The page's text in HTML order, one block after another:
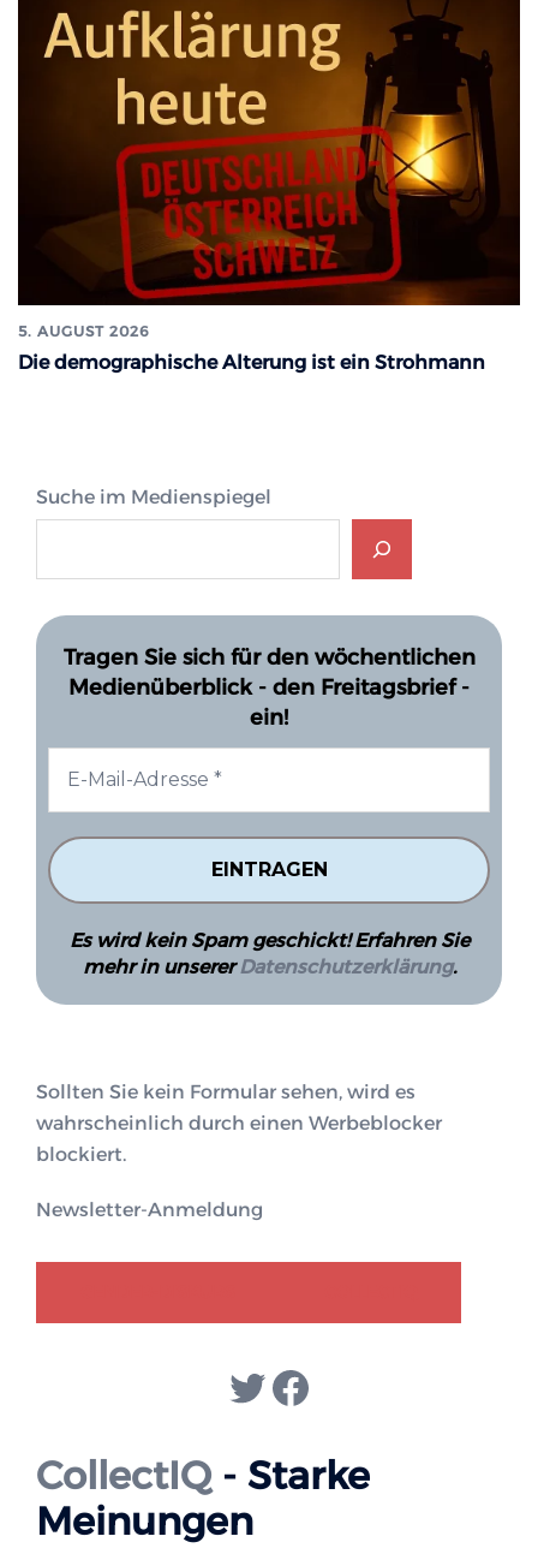
5. AUGUST 2026
Die demographische Alterung ist ein Strohmann
Suche im Medienspiegel
Tragen Sie sich für den wöchentlichen
Medienüberblick - den Freitagsbrief -
ein!
Es wird kein Spam geschickt! Erfahren Sie
mehr in unsererDatenschutzerklärung.
Sollten Sie kein Formular sehen, wird es
wahrscheinlich durch einen Werbeblocker
blockiert.
Newsletter-Anmeldung
Twitter
Facebook
CollectIQ- Starke
Meinungen